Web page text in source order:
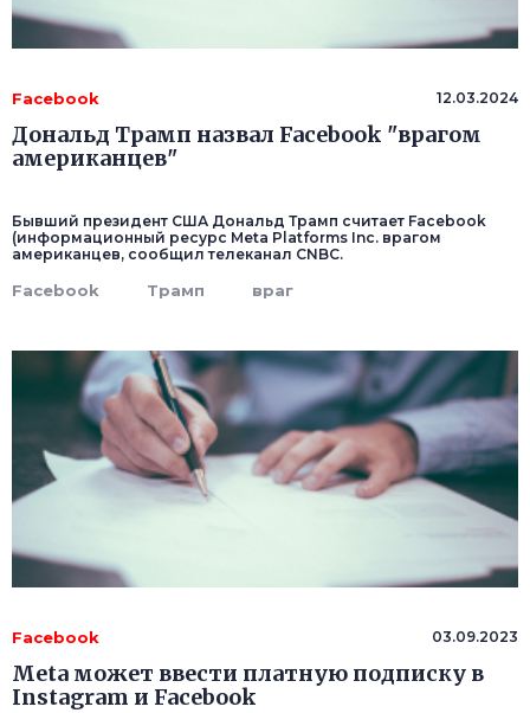
Facebook 12.03.2024
Дональд Трамп назвал Facebook "врагом
американцев"
Бывший президент США Дональд Трамп считает Facebook
(информационный ресурс Meta Platforms Inc. врагом
американцев, сообщил телеканал CNBC.
Facebook Трамп враг
Facebook 03.09.2023
Meta может ввести платную подписку в
Instagram и Facebook